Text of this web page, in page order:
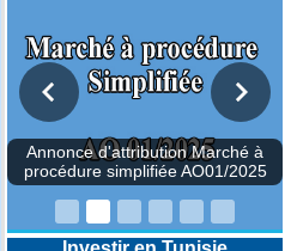
Annonce d'attribution Marché à
procédure simplifiée AO01/2025